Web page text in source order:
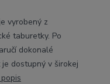
vyrobený z
taburetky. Po
dokonalé
dostupný v širokej